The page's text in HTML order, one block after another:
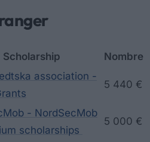
Scholarship
Nombre
association -
5 440 €
- NordSecMob
scholarships
5 000 €